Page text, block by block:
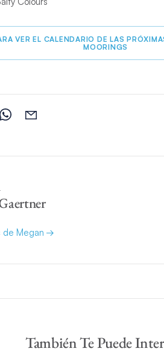
VER EL CALENDARIO DE LAS
MOORINGS
de Megan
También Te Puede